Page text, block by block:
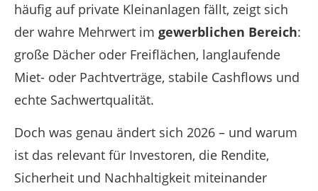
häufig auf private Kleinanlagen fällt, zeigt sich
der wahre Mehrwert im gewerblichen Bereich:
große Dächer oder Freiflächen, langlaufende
Miet- oder Pachtverträge, stabile Cashflows und
echte Sachwertqualität.
Doch was genau ändert sich 2026 – und warum
ist das relevant für Investoren, die Rendite,
Sicherheit und Nachhaltigkeit miteinander